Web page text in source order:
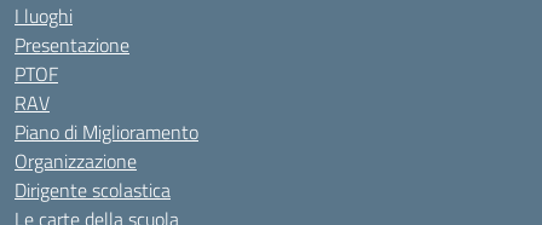
I luoghi
Presentazione
PTOF
RAV
Piano di Miglioramento
Organizzazione
Dirigente scolastica
Le carte della scuola